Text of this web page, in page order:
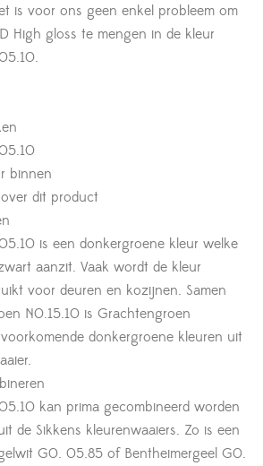
is voor ons geen enkel probleem om
High gloss te mengen in de kleur
binnen
dit product
is een donkergroene kleur welke
aanzit. Vaak wordt de kleur
voor deuren en kozijnen. Samen
N0.15.10 is Grachtengroen
donkergroene kleuren uit
kan prima gecombineerd worden
de Sikkens kleurenwaaiers. Zo is een
G0. 05.85 of Bentheimergeel G0.